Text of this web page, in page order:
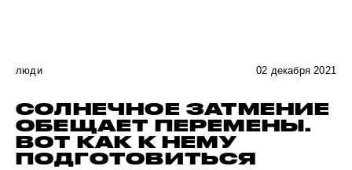
люди 02 декабря 2021
СОЛНЕЧНОЕ ЗАТМЕНИЕ
ОБЕЩАЕТ ПЕРЕМЕНЫ.
ВОТ КАК К НЕМУ
ПОДГОТОВИТЬСЯ